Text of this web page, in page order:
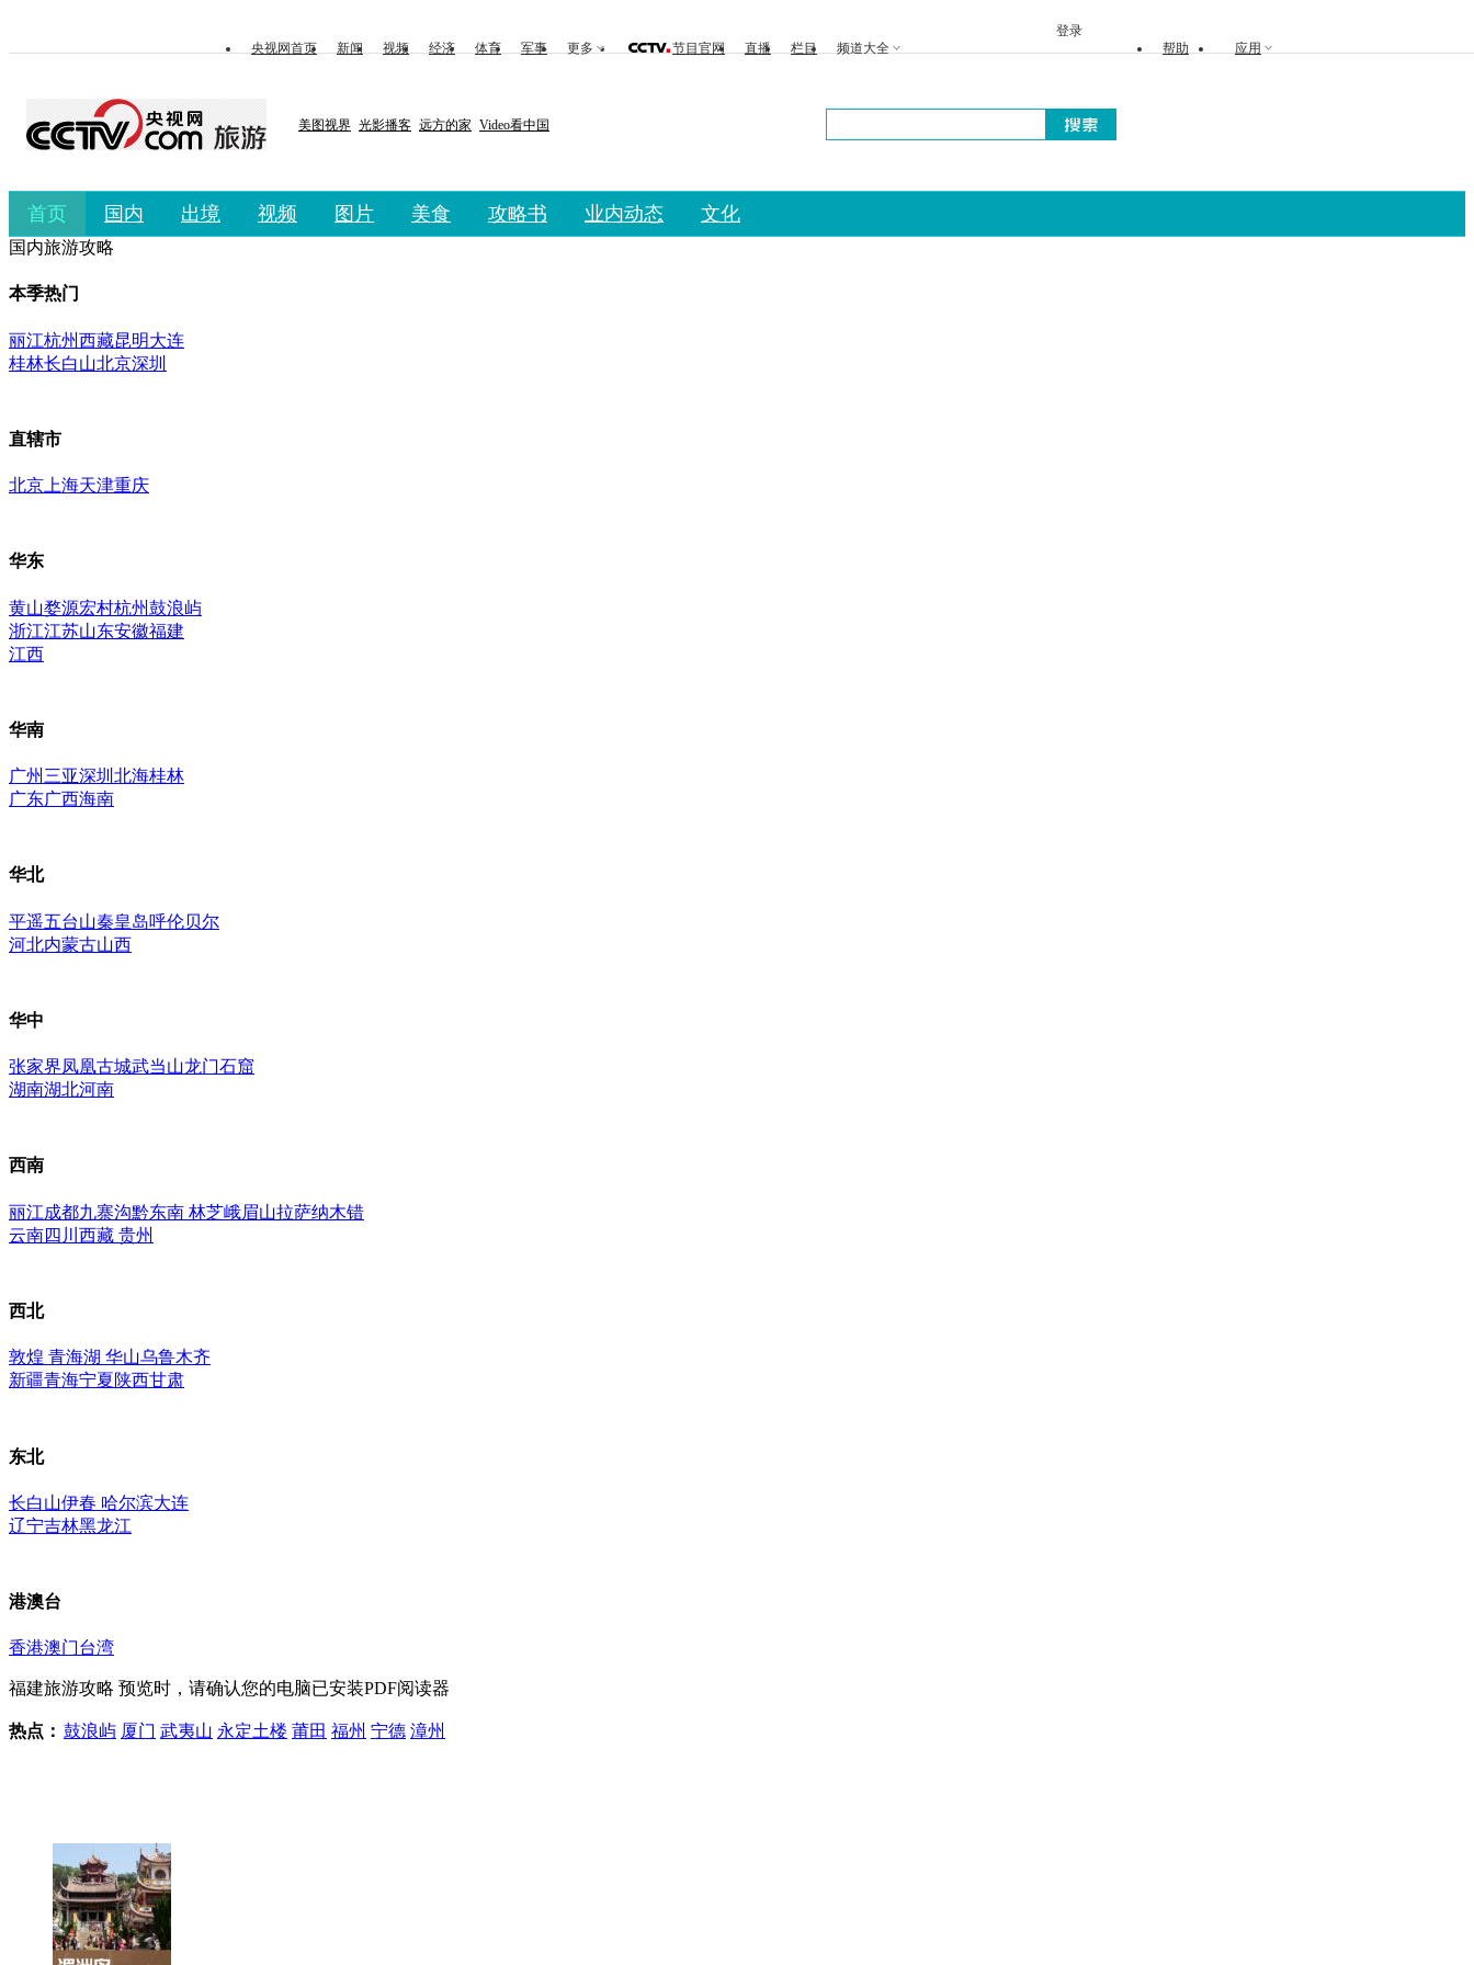
央视网首页 新闻 视频 经济 体育 军事 更多 节目官网 直播 栏目 频道大全 帮助 应用
登录
美图视界 光影播客 远方的家 Video看中国
首页 国内 出境 视频 图片 美食 攻略书 业内动态 文化
国内旅游攻略
本季热门
丽江杭州西藏昆明大连
桂林长白山北京深圳
直辖市
北京 上海天津重庆
华东
黄山婺源宏村杭州鼓浪屿
浙江江苏山东安徽福建
江西
华南
广州 三亚深圳 北海桂林
广东广西海南
华北
平遥五台山秦皇岛呼伦贝尔
河北内蒙古山西
华中
张家界凤凰古城武当山龙门石窟
湖南湖北河南
西南
丽江成都九寨沟黔东南 林芝峨眉山拉萨纳木错
云南四川 西藏 贵州
西北
敦煌 青海湖 华山乌鲁木齐
新疆青海宁夏陕西甘肃
东北
长白山伊春 哈尔滨大连
辽宁吉林黑龙江
港澳台
香港澳门台湾
福建旅游攻略 预览时，请确认您的电脑已安装PDF阅读器
热点： 鼓浪屿 厦门 武夷山 永定土楼 莆田 福州 宁德 漳州